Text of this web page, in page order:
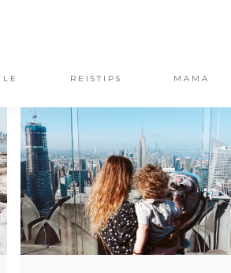
REISTIPS MAMA